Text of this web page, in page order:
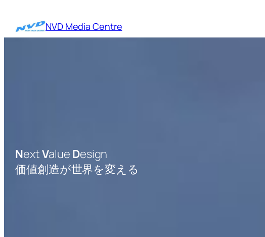
を
NVD Media Centre
NextValue Design
価値創造が世界を変える